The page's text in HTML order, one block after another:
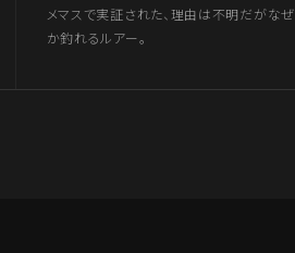
メマスで実証された、理由は不明だがなぜ
か釣れるルアー。